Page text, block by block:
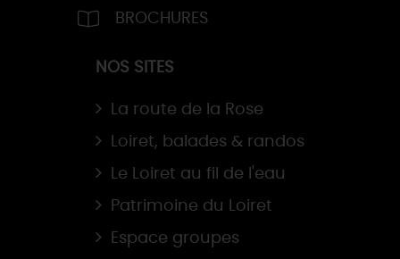
BROCHURES
NOS SITES
La route de la Rose
Loiret, balades & randos
Le Loiret au fil de l'eau
Patrimoine du Loiret
Espace groupes